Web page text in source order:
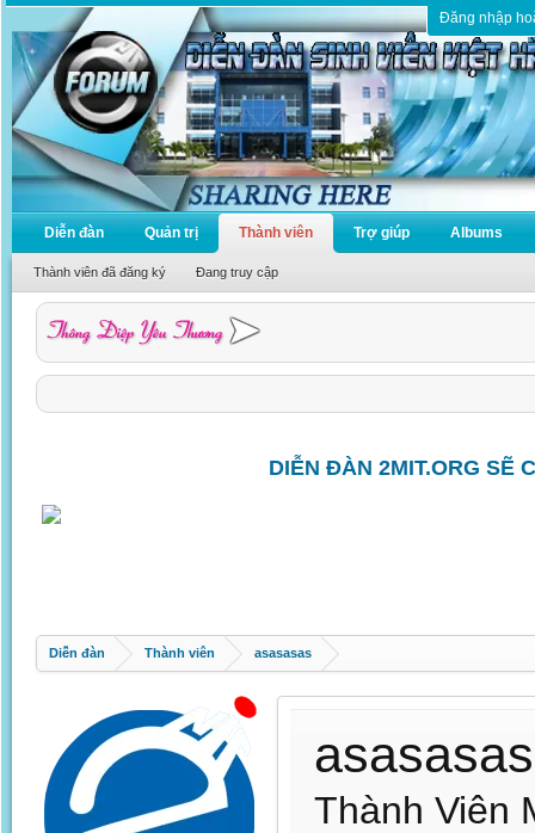
Đăng nhập
Diễn đàn Quản trị Thành viên
Thành viên đã đăng ký Đang truy cập
Trợ giúp Albums
DIỄN ĐÀN 2MIT.ORG SẼ
Diễn đàn Thành viên asasasas
asasasas
Thành Viên